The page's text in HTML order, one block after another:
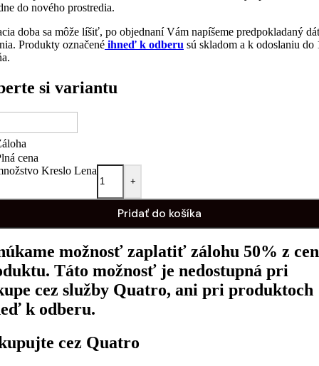
do nového prostredia.
doba sa môže líšiť, po objednaní Vám napíšeme predpokladaný
Produkty označené ihneď k odberu sú skladom a k odoslaniu do
si variantu
cena
Kreslo Lena
+
Pridať do košíka
možnosť zaplatiť zálohu 50% z
Táto možnosť je nedostupná pri
cez služby Quatro, ani pri produktoch
k odberu.
cez Quatro